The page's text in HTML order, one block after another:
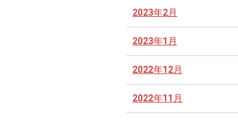
2023年2月
2023年1月
2022年12月
2022年11月